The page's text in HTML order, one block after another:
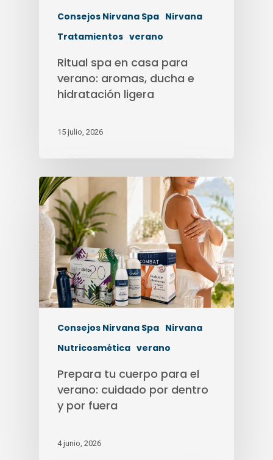
Consejos Nirvana Spa Nirvana
Tratamientos verano
Ritual spa en casa para
verano: aromas, ducha e
hidratación ligera
15 julio, 2026
Consejos Nirvana Spa Nirvana
Nutricosmética verano
Prepara tu cuerpo para el
verano: cuidado por dentro
y por fuera
4 junio, 2026